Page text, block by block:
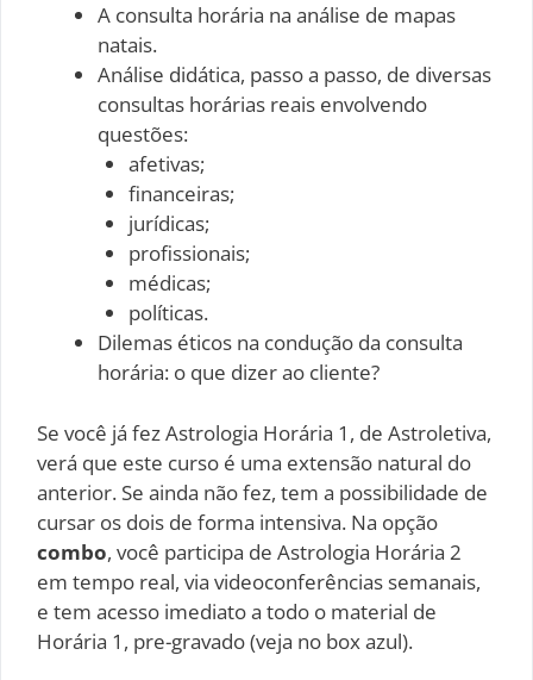
A consulta horária na análise de mapas
natais.
Análise didática, passo a passo, de diversas
consultas horárias reais envolvendo
questões:
afetivas;
financeiras;
jurídicas;
profissionais;
médicas;
políticas.
Dilemas éticos na condução da consulta
horária: o que dizer ao cliente?
Se você já fez Astrologia Horária 1, de Astroletiva,
verá que este curso é uma extensão natural do
anterior. Se ainda não fez, tem a possibilidade de
cursar os dois de forma intensiva. Na opção
combo, você participa de Astrologia Horária 2
em tempo real, via videoconferências semanais,
e tem acesso imediato a todo o material de
Horária 1, pre-gravado (veja no box azul).